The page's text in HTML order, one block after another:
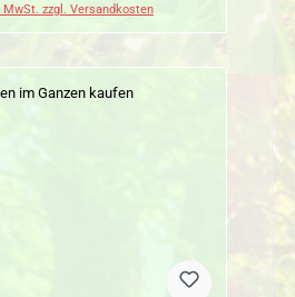
zzgl. Versandkosten